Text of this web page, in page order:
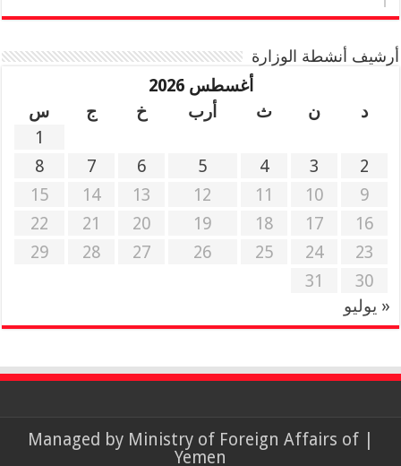
أرشيف أنشطة الوزارة
أغسطس 2026
د
ن ث أرب خ ج
س
1
2
3
4
5
6
7
8
9
10
11
12
13
14
15
16
17
18
19
20
21
22
23
24
25
26
27
28
29
30
31
« يوليو
Ministry of Foreign Affairs of
Yemen